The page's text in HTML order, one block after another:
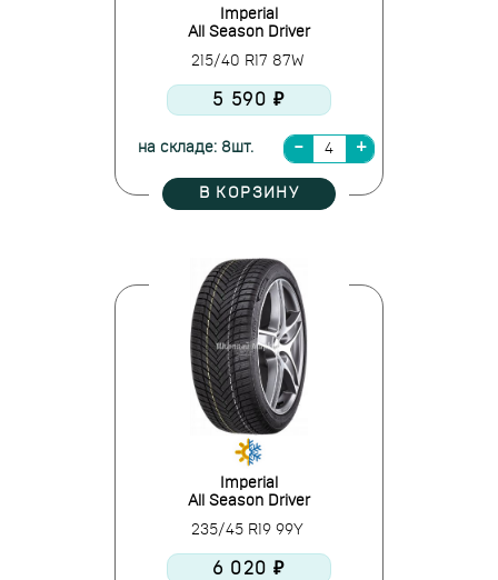
Imperial
All Season Driver
215/40 R17 87W
5 590 ₽
на складе: 8шт.
В КОРЗИНУ
Imperial
All Season Driver
235/45 R19 99Y
6 020 ₽